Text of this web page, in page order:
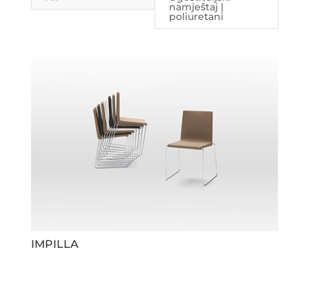
namještaj |
poliuretani
IMPILLA